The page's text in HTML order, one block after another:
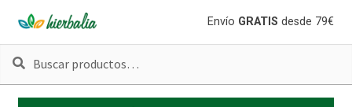
Ir
a
la
navegación
Ir
al
contenido
Envío GRATIS desde 79€
Buscar
Buscar